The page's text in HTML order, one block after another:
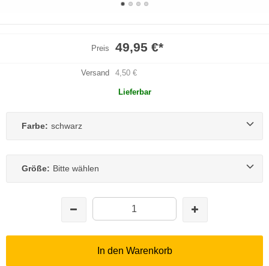
Preis 49,95 €*
Versand 4,50 €
Lieferbar
Farbe: schwarz
Größe: Bitte wählen
In den Warenkorb